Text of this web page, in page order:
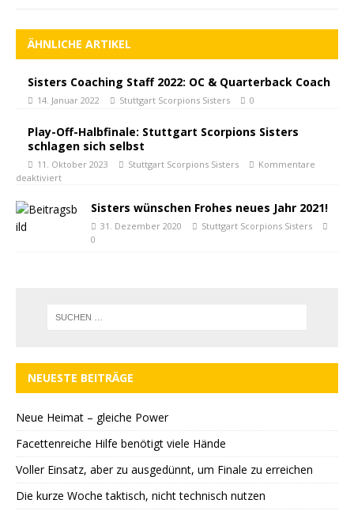
ÄHNLICHE ARTIKEL
Sisters Coaching Staff 2022: OC & Quarterback Coach
14. Januar 2022 Stuttgart Scorpions Sisters 0
Play-Off-Halbfinale: Stuttgart Scorpions Sisters
schlagen sich selbst
11. Oktober 2023 Stuttgart Scorpions Sisters
Kommentare
deaktiviert
Sisters wünschen Frohes neues Jahr 2021!
31. Dezember 2020
Stuttgart Scorpions Sisters
0
NEUESTE BEITRÄGE
Neue Heimat – gleiche Power
Facettenreiche Hilfe benötigt viele Hände
Voller Einsatz, aber zu ausgedünnt, um Finale zu erreichen
Die kurze Woche taktisch, nicht technisch nutzen